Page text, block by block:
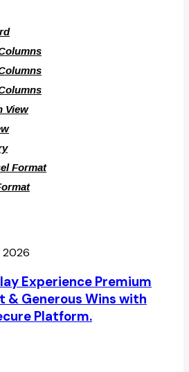
View
Format
2026
Experience Premium
& Generous Wins with
Platform.